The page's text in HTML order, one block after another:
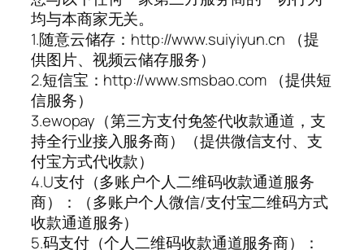
均与本商家无关。
1.随意云储存：http://www.suiyiyun.cn （提
供图片、视频云储存服务）
2.短信宝：http://www.smsbao.com （提供短
信服务）
3.ewopay（第三方支付免签代收款通道，支
持全行业接入服务商）（提供微信支付、支
付宝方式代收款）
4.U支付（多账户个人二维码收款通道服务
商）：（多账户个人微信/支付宝二维码方式
收款通道服务）
5.码支付（个人二维码收款通道服务商）：